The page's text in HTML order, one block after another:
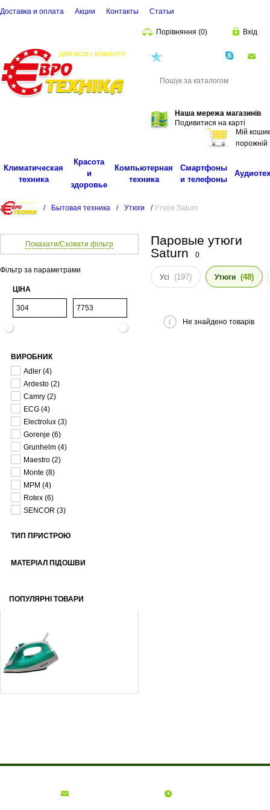
Доставка и оплата Акции Контакты Cтатьи
Порівняння (0) Вхід
Наша мережа магазинів
Подивитися на карті
Мій кошик
порожній
Климатическая
техника
Красота
и
здоровье
Компьютерная
техника
Смартфоны
и телефоны
/ Бытовая техника / Утюги / Утюги Saturn
Показати/Сховати фільтр
Фільтр за параметрами
ЦІНА
ВИРОБНИК
Adler (4)
Ardesto (2)
Camry (2)
ECG (4)
Electrolux (3)
Gorenje (6)
Grunhelm (4)
Maestro (2)
Monte (8)
MPM (4)
Rotex (6)
SENCOR (3)
ТИП ПРИСТРОЮ
МАТЕРІАЛ ПІДОШВИ
ПОПУЛЯРНІ ТОВАРИ
Паровые утюги
Saturn
0
Усі (197) Утюги (48)
Не знайдено товарів